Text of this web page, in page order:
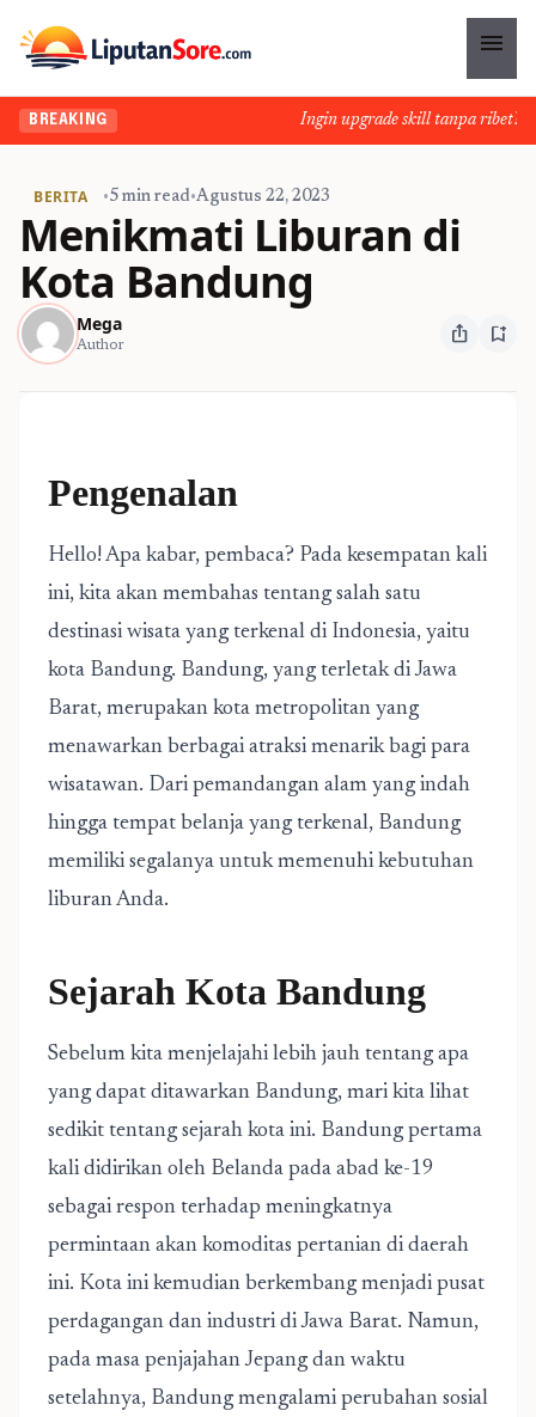
menu
BREAKING Ingin upgrade skill tanpa ribet?
BERITA •5 min read•Agustus 22, 2023
Menikmati Liburan di
Kota Bandung
Mega
Author ios_share bookmark_add
Pengenalan
Hello! Apa kabar, pembaca? Pada kesempatan kali
ini, kita akan membahas tentang salah satu
destinasi wisata yang terkenal di Indonesia, yaitu
kota Bandung. Bandung, yang terletak di Jawa
Barat, merupakan kota metropolitan yang
menawarkan berbagai atraksi menarik bagi para
wisatawan. Dari pemandangan alam yang indah
hingga tempat belanja yang terkenal, Bandung
memiliki segalanya untuk memenuhi kebutuhan
liburan Anda.
Sejarah Kota Bandung
Sebelum kita menjelajahi lebih jauh tentang apa
yang dapat ditawarkan Bandung, mari kita lihat
sedikit tentang sejarah kota ini. Bandung pertama
kali didirikan oleh Belanda pada abad ke-19
sebagai respon terhadap meningkatnya
permintaan akan komoditas pertanian di daerah
ini. Kota ini kemudian berkembang menjadi pusat
perdagangan dan industri di Jawa Barat. Namun,
pada masa penjajahan Jepang dan waktu
setelahnya, Bandung mengalami perubahan sosial